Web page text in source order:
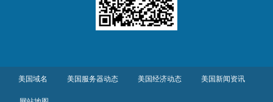
美国域名 美国服务器动态 美国经济动态 美国新闻资讯